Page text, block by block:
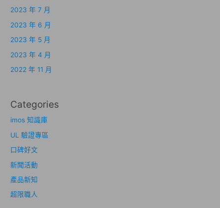
2023 年 7 月
2023 年 6 月
2023 年 5 月
2023 年 4 月
2022 年 11 月
Categories
imos 知識庫
UL 驗證專區
口碑好文
新聞活動
產品新知
超限職人